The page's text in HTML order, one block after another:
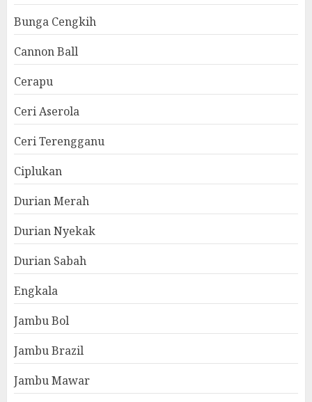
Bunga Cengkih
Cannon Ball
Cerapu
Ceri Aserola
Ceri Terengganu
Ciplukan
Durian Merah
Durian Nyekak
Durian Sabah
Engkala
Jambu Bol
Jambu Brazil
Jambu Mawar